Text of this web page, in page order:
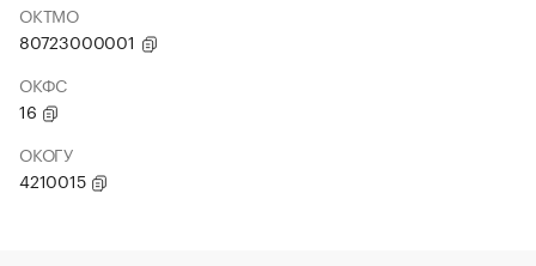
ОКТМО
80723000001
ОКФС
16
ОКОГУ
4210015